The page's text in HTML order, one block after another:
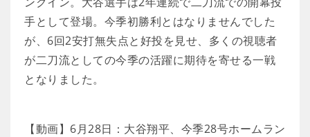
手として登場。今季初勝利とはなりませんでした
が、6回2安打無失点と好投を見せ、多くの視聴者
が二刀流としての今季の活躍に期待を寄せる一戦
となりました。
【動画】6月28日：大谷翔平、今季28号ホームラン